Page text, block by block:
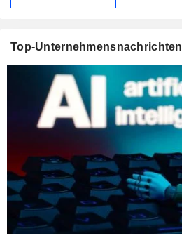
Top-Unternehmensnachrichten